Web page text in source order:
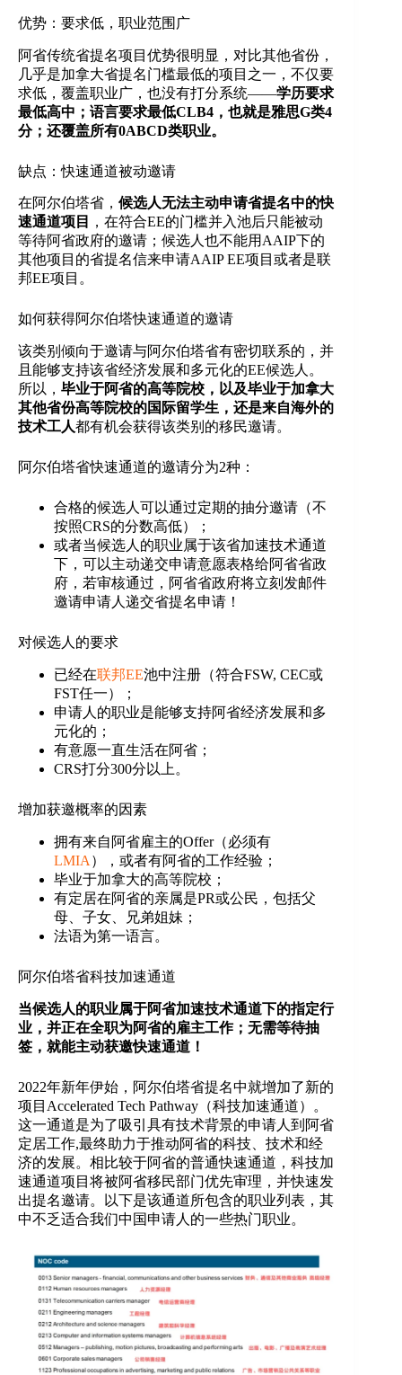
优势：要求低，职业范围广
阿省传统省提名项目优势很明显，对比其他省份，
几乎是加拿大省提名门槛最低的项目之一，不仅要
求低，覆盖职业广，也没有打分系统——学历要求
最低高中；语言要求最低CLB4，也就是雅思G类4
分；还覆盖所有0ABCD类职业。
缺点：快速通道被动邀请
在阿尔伯塔省， 候选人无法主动申请省提名中的快
速通道项目
，在符合EE的门槛并入池后只能被动
等待阿省政府的邀请；候选人也不能用AAIP下的
其他项目的省提名信来申请AAIP EE项目或者是联
邦EE项目。
如何获得阿尔伯塔快速通道的邀请
该类别倾向于邀请与阿尔伯塔省有密切联系的，并
且能够支持该省经济发展和多元化的EE候选人。
所以， 毕业于阿省的高等院校，以及毕业于加拿大
其他省份高等院校的国际留学生，还是来自海外的
技术工人都有机会获得该类别的移民邀请。
阿尔伯塔省快速通道的邀请分为2种：
合格的候选人可以通过定期的抽分邀请（不
按照CRS的分数高低）；
或者当候选人的职业属于该省加速技术通道
下，可以主动递交申请意愿表格给阿省省政
府，若审核通过，阿省省政府将立刻发邮件
邀请申请人递交省提名申请！
对候选人的要求
已经在联邦EE池中注册（符合FSW, CEC或
FST任一）；
申请人的职业是能够支持阿省经济发展和多
元化的；
有意愿一直生活在阿省；
CRS打分300分以上。
增加获邀概率的因素
拥有来自阿省雇主的Offer（必须有
LMIA ），或者有阿省的工作经验；
毕业于加拿大的高等院校；
有定居在阿省的亲属是PR或公民，包括父
母、子女、兄弟姐妹；
法语为第一语言。
阿尔伯塔省科技加速通道
当候选人的职业属于阿省加速技术通道下的指定行
业，并正在全职为阿省的雇主工作；无需等待抽
签，就能主动获邀快速通道！
2022年新年伊始，阿尔伯塔省提名中就增加了新的
项目Accelerated Tech Pathway（科技加速通道）。
这一通道是为了吸引具有技术背景的申请人到阿省
定居工作,最终助力于推动阿省的科技、技术和经
济的发展。相比较于阿省的普通快速通道，科技加
速通道项目将被阿省移民部门优先审理，并快速发
出提名邀请。以下是该通道所包含的职业列表，其
中不乏适合我们中国申请人的一些热门职业。